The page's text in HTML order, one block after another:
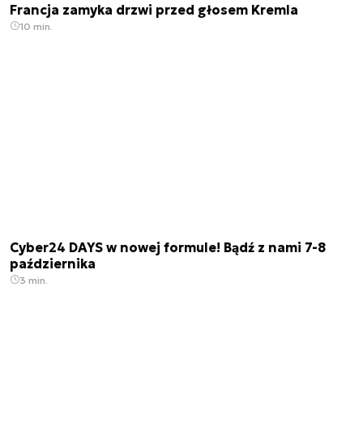
Francja zamyka drzwi przed głosem Kremla
10 min.
Cyber24 DAYS w nowej formule! Bądź z nami 7-8
października
3 min.